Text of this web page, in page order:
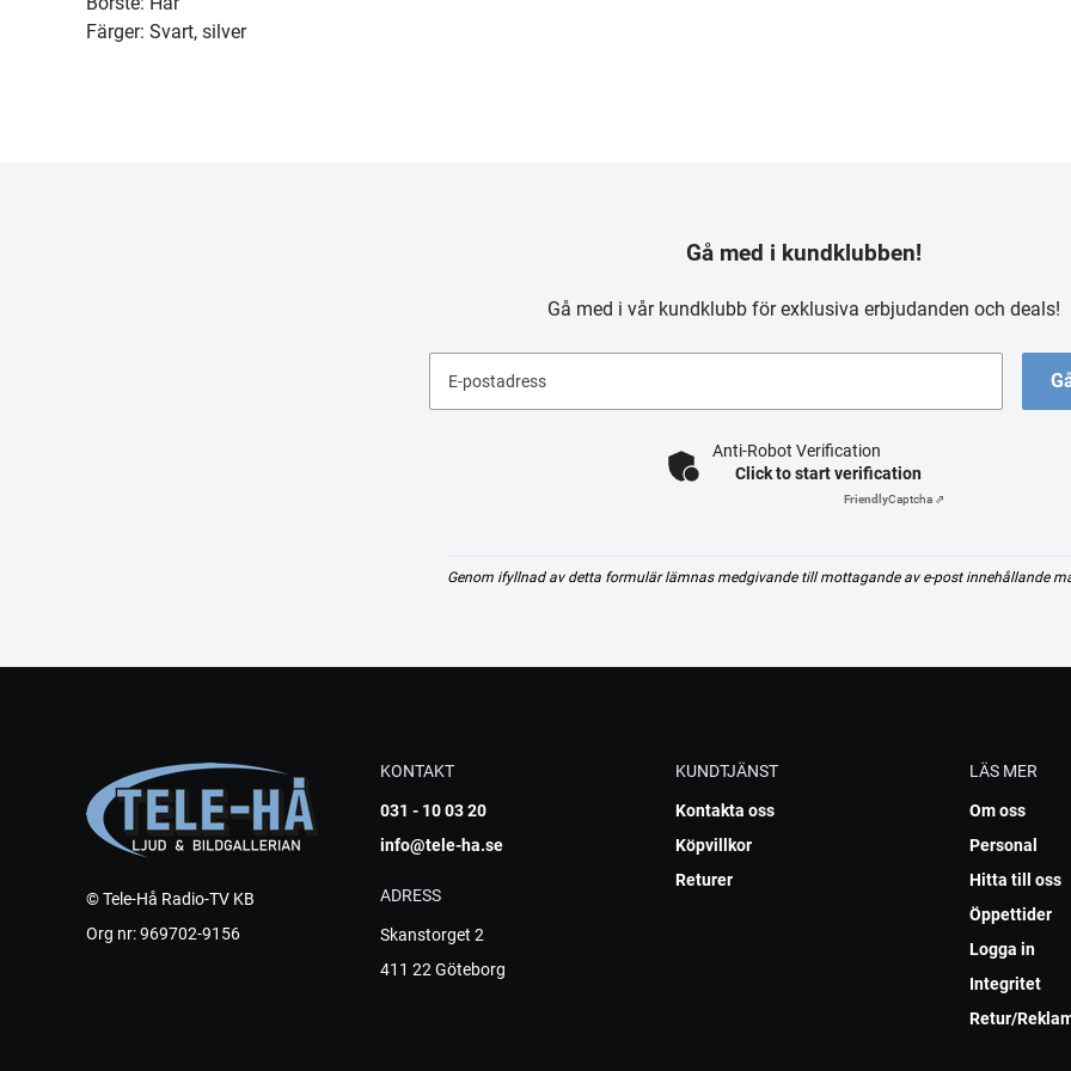
Färger: Svart, silver
Gå med i kundklubben!
Gå med i vår kundklubb för exklusiva erbjudanden och deals!
E-postadress
Anti-Robot Verification
Click to start verification
FriendlyCaptcha ⇗
Genom ifyllnad av detta formulär lämnas medgivande till mottagande av e-post innehållande
© Tele-Hå Radio-TV KB
Org nr: 969702-9156
KONTAKT
031 - 10 03 20
info@tele-ha.se
ADRESS
Skanstorget 2
411 22 Göteborg
KUNDTJÄNST
Kontakta oss
Köpvillkor
Returer
LÄS MER
Om oss
Personal
Hitta till oss
Öppettider
Logga in
Integritet
Retur/